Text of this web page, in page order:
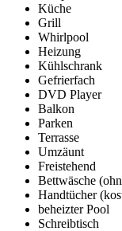
Küche
Grill
Whirlpool
Heizung
Kühlschrank
Gefrierfach
DVD Player
Balkon
Parken
Terrasse
Umzäunt
Freistehend
Bettwäsche
Handtücher
beheizter Pool
Schreibtisch